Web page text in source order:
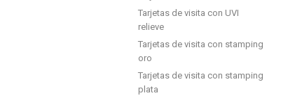
Tarjetas de visita con UVI
relieve
Tarjetas de visita con stamping
oro
Tarjetas de visita con stamping
plata